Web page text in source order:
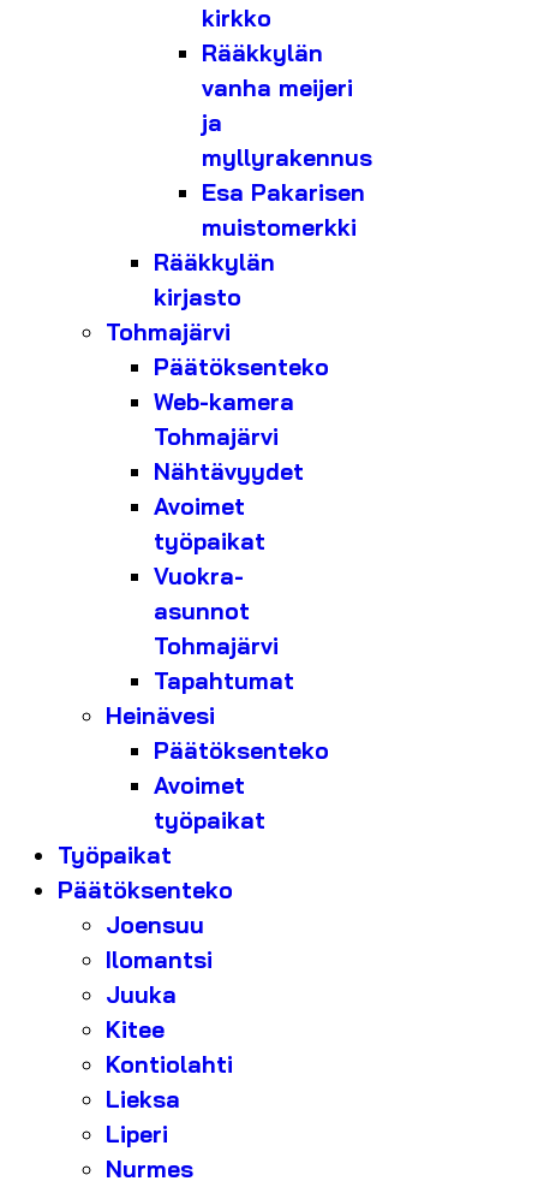
kirkko
Rääkkylän
vanha meijeri
ja
myllyrakennus
Esa Pakarisen
muistomerkki
Rääkkylän
kirjasto
Tohmajärvi
Päätöksenteko
Web-kamera
Tohmajärvi
Nähtävyydet
Avoimet
työpaikat
Vuokra-
asunnot
Tohmajärvi
Tapahtumat
Heinävesi
Päätöksenteko
Avoimet
työpaikat
Työpaikat
Päätöksenteko
Joensuu
Ilomantsi
Juuka
Kitee
Kontiolahti
Lieksa
Liperi
Nurmes